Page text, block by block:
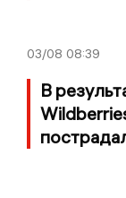
03/08 08:39
В